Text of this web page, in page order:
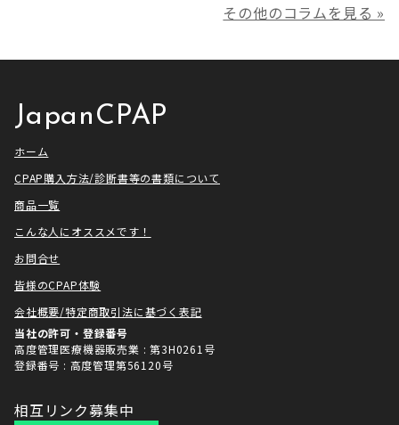
ク様は長い歴史があり、私も大
利用いただき本当にありがとうご
満足いただけるサービスを提供さ
その他のコラムを見る »
JapanCPAP
ホーム
CPAP購入方法/診断書等の書類について
商品一覧
こんな人にオススメです！
お問合せ
皆様のCPAP体験
会社概要/特定商取引法に基づく表記
当社の許可・登録番号
高度管理医療機器販売業 : 第3H0261号
登録番号 : 高度管理第56120号
相互リンク募集中